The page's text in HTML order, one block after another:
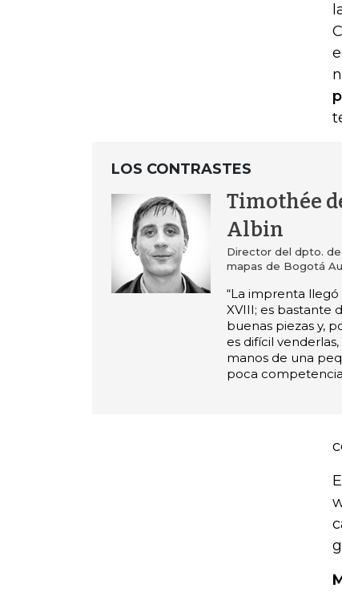
LOS CONTRASTES
Timothée
Albin
Director del dpto.
mapas de Bogotá
“La imprenta llegó
XVIII; es bastante
buenas piezas y,
es difícil
manos de una
poca